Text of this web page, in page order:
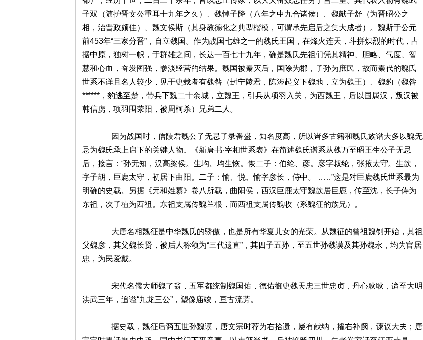
子双（随护晋文公重耳十九年之久）、魏悼子降（八年之中九合诸侯）、魏献子舒（为晋昭公之
相，治晋政颇佳）、魏文侯斯（其身教德化之典型楷模，可谓承先启后之集大成者）。魏斯于公元
前453年“三家分晋”，自立魏国。作为战国七雄之一的魏氏王国，在烽火连天，斗拼炽烈的时代，占
据中原，独树一帜，于群雄之间，长达一百七十九年，确是魏氏先祖们凭其精神、胆略、气度、智
慧和心血，奋发图强，惨淡经营的结果。魏国被秦灭后，国除为郡，子孙为庶民，故而秦代的魏氏
世系不详且名人较少，见于史载者有魏咎（封宁陵君，陈涉起义下魏地，立为魏王）、魏豹（魏咎
******，豹逃至楚，带兵下魏二十余城，立魏王，引兵从项羽入关，为西魏王，后以国属汉，叛汉被
韩信虏，项羽围荥阳，被周柯杀）兄弟二人。
因为战国时，信陵君魏公子无忌子录番盛，知名度高，所以诸多古籍和魏氏族谱大多以魏无
忌为魏氏承上启下的关键人物。《新唐书·宰相世系表》在简述魏氏谱系从魏万至昭王生公子无忌
后，接言：“孙无知，汉高梁侯。生均。均生恢。恢二子：伯纶、彦。彦字叔纶，张掖太守。生歆，
字子胡，巨鹿太守，初居下曲阳。二子：愉、悦。愉字彦长，侍中。……”这是对巨鹿魏氏世系最为
明确的史载。另据《元和姓纂》卷八所载，曲阳侯，西汉巨鹿太守魏歆居巨鹿，传至沈，长子俦为
东祖，次子植为西祖。东祖支属传魏兰根，而西祖支属传魏收（系魏征的族兄）。
大唐名相魏征是中华魏氏的骄傲，也是所有华夏儿女的光荣。从魏征的曾祖魏钊开始，其祖
父魏彦，其父魏长贤，被后人称颂为“三代遗直”，其四子五孙，至五世孙魏谟及其孙魏永，均为官居
忠，为民爱戴。
宋代名儒大师魏了翁，五军都统制魏国佑，德佑御史魏天忠三世忠贞，丹心耿耿，迨至大明
洪武三年，追谥“九龙三公”，塑像庙竣，亘古流芳。
据史载，魏征后裔五世孙魏谟，唐文宗时荐为右拾遗，屡有献纳，擢右补阙，谏议大夫；唐